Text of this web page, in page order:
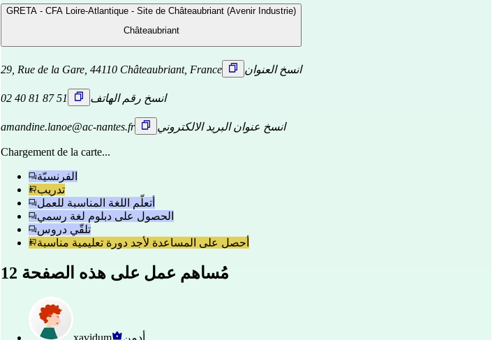
GRETA - CFA Loire-Atlantique - Site de Châteaubriant (Avenir Industrie)
Châteaubriant
29, Rue de la Gare, 44110 Châteaubriant, France انسخ العنوان
02 40 81 87 51 انسخ رقم الهاتف
amandine.lanoe@ac-nantes.fr انسخ عنوان البريد الالكتروني
Chargement de la carte...
الفرنسيّة
تدريب
أتعلّم اللغة المناسبة للعمل
الحصول على دبلوم لغة رسمي
تلقّي دروس
أحصل على المساعدة لأجد دورة تعليمية مناسبة
12 مُساهم عمل على هذه الصفحة
xavidum أدمن